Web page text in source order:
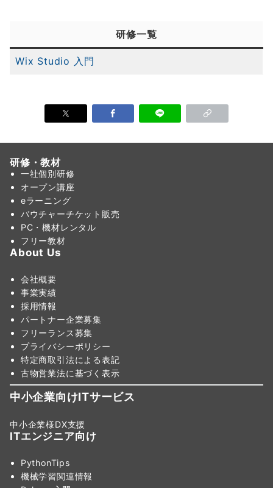
研修一覧
Wix Studio 入門
研修・教材
一社個別研修
オープン講座
eラーニング
バウチャーチケット販売
PC・機材レンタル
フリー教材
About Us
会社概要
事業実績
採用情報
パートナー企業募集
フリーランス募集
プライバシーポリシー
特定商取引法による表記
古物営業法に基づく表示
中小企業向けITサービス
中小企業様DX支援
ITエンジニア向け
PythonTips
機械学習関連情報